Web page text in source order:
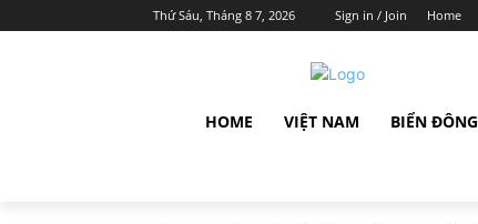
Thứ Sáu, Tháng 8 7, 2026 Sign in / Join Home
HOME VIỆT NAM BIỂN ĐÔNG